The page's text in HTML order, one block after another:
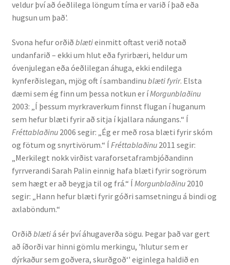
Ýmis erindi
English
Administration
CV
Publications
Research
Teaching
veldur því að óeðlilega löngum tíma er varið í það eða
hugsun um það'.
Svona hefur orðið blætieinmitt oftast verið notað
undanfarið – ekki um hlut eða fyrirbæri, heldur um
óvenjulegan eða óeðlilegan áhuga, ekki endilega
kynferðislegan, mjög oft í sambandinu blæti fyrir. Elsta
dæmi sem ég finn um þessa notkun er íMorgunblaðinu
2003: „Í þessum myrkraverkum finnst flugan í huganum
sem hefur blæti fyrir að sitja í kjallara náungans.“ Í
Fréttablaðinu 2006 segir: „Ég er með rosa blæti fyrir skóm
og fötum og snyrtivörum.“ Í Fréttablaðinu 2011 segir:
„Merkilegt nokk virðist varaforsetaframbjóðandinn
fyrrverandi Sarah Palin einnig hafa blæti fyrir sogrörum
sem hægt er að beygja til og frá.“ Í Morgunblaðinu 2010
segir: „Hann hefur blæti fyrir góðri samsetningu á bindi og
axlaböndum.“
Orðið blætiá sér því áhugaverða sögu. Þegar það var gert
að íðorði var hinni gömlu merkingu, 'hlutur sem er
dýrkaður sem goðvera, skurðgoð‘' eiginlega haldið en